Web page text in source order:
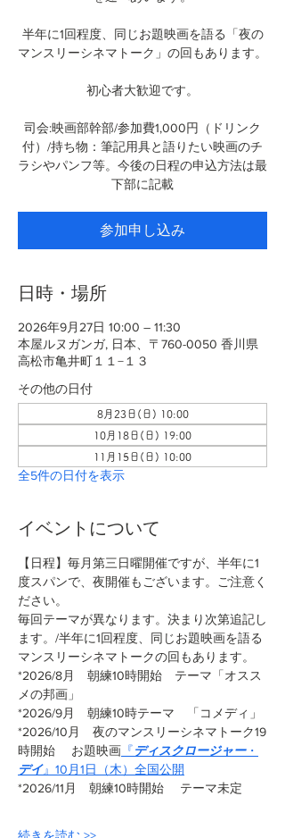
半年に1回程度、同じお題映画を語る「夜の
マンスリーシネマトーク」の回もあります。
初心者大歓迎です。
司会:映画部幹部/参加費1,000円（ドリンク
付）/持ち物：筆記用具と語りたい映画のチ
ラシやパンフ等。今後の日程の申込方法は最
下部に記載
参加申し込み
日時・場所
2026年9月27日 10:00 – 11:30
本屋ルヌガンガ, 日本、〒760-0050 香川県
高松市亀井町１１−１３
その他の日付
8月23日(日) 10:00
10月18日(日) 19:00
11月15日(日) 10:00
全5件の日付を表示
イベントについて
【日程】毎月第三日曜開催ですが、半年に1
度スパンで、夜開催もございます。ご注意く
ださい。
毎回テーマが異なります。決まり次第追記し
ます。/半年に1回程度、同じお題映画を語る
マンスリーシネマトークの回もあります。
*2026/8月　朝練10時開始　テーマ「オスス
メの邦画」
*2026/9月　朝練10時テーマ　「コメディ」
*2026/10月　夜のマンスリーシネマトーク19
時開始 　お題映画 『ディスクロージャー・
デイ』10月1日（木）全国公開
*2026/11月　朝練10時開始　 テーマ未定